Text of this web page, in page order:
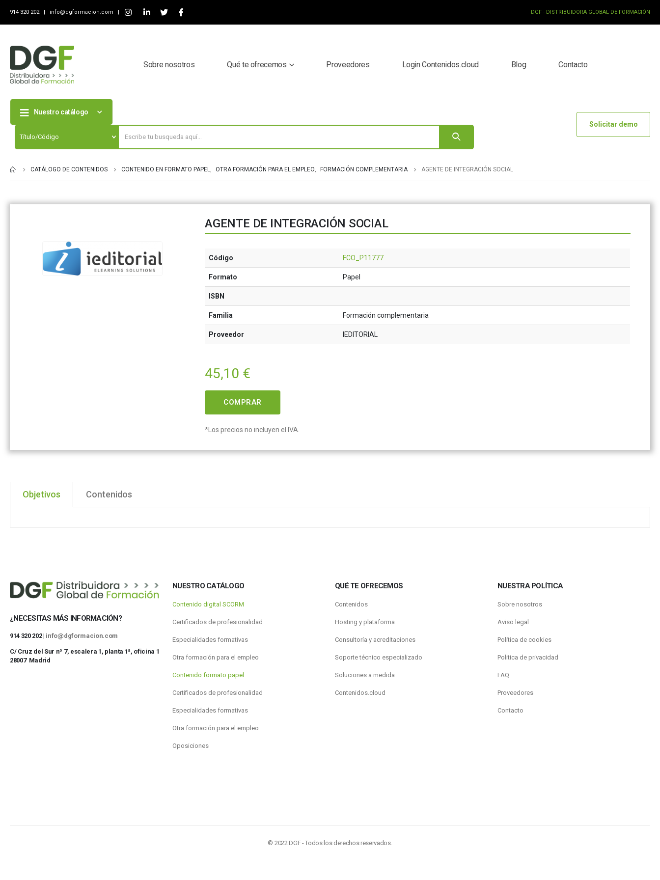
914 320 202 | info@dgformacion.com | DGF - DISTRIBUIDORA GLOBAL DE FORMACIÓN
Sobre nosotros Qué te ofrecemos Proveedores Login Contenidos.cloud Blog Contacto
Nuestro catálogo
Solicitar demo
CATÁLOGO DE CONTENIDOS CONTENIDO EN FORMATO PAPEL, OTRA FORMACIÓN PARA EL EMPLEO, FORMACIÓN COMPLEMENTARIA AGENTE DE INTEGRACIÓN SOCIAL
AGENTE DE INTEGRACIÓN SOCIAL
Código FCO_P11777
Formato Papel
ISBN
Familia Formación complementaria
Proveedor IEDITORIAL
45,10 €
COMPRAR
*Los precios no incluyen el IVA.
Objetivos Contenidos
¿NECESITAS MÁS INFORMACIÓN?
914 320 202 | info@dgformacion.com
C/ Cruz del Sur nº 7, escalera 1, planta 1ª, oficina 1
28007 Madrid
NUESTRO CATÁLOGO
Contenido digital SCORM
Certificados de profesionalidad
Especialidades formativas
Otra formación para el empleo
Contenido formato papel
Certificados de profesionalidad
Especialidades formativas
Otra formación para el empleo
Oposiciones
QUÉ TE OFRECEMOS
Contenidos
Hosting y plataforma
Consultoría y acreditaciones
Soporte técnico especializado
Soluciones a medida
Contenidos.cloud
NUESTRA POLÍTICA
Sobre nosotros
Aviso legal
Política de cookies
Politica de privacidad
FAQ
Proveedores
Contacto
© 2022 DGF - Todos los derechos reservados.